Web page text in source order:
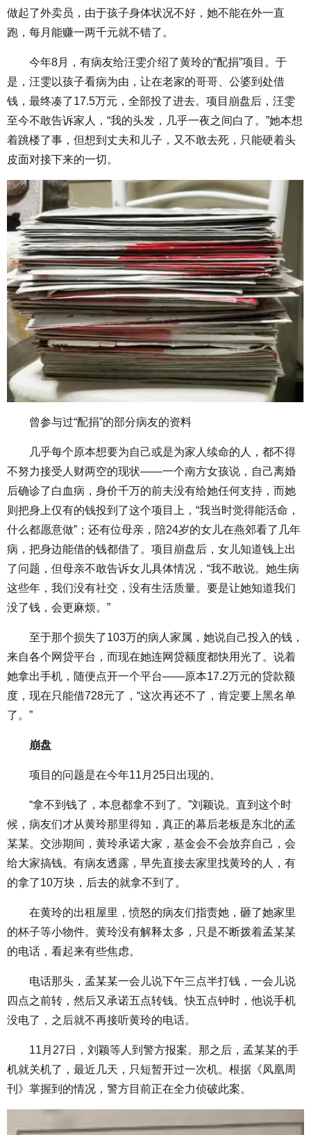
做起了外卖员，由于孩子身体状况不好，她不能在外一直
跑，每月能赚一两千元就不错了。
今年8月，有病友给汪雯介绍了黄玲的“配捐”项目。于
是，汪雯以孩子看病为由，让在老家的哥哥、公婆到处借
钱，最终凑了17.5万元，全部投了进去。项目崩盘后，汪雯
至今不敢告诉家人，“我的头发，几乎一夜之间白了。”她本想
着跳楼了事，但想到丈夫和儿子，又不敢去死，只能硬着头
皮面对接下来的一切。
曾参与过“配捐”的部分病友的资料
几乎每个原本想要为自己或是为家人续命的人，都不得
不努力接受人财两空的现状——一个南方女孩说，自己离婚
后确诊了白血病，身价千万的前夫没有给她任何支持，而她
则把身上仅有的钱投到了这个项目上，“我当时觉得能活命，
什么都愿意做”；还有位母亲，陪24岁的女儿在燕郊看了几年
病，把身边能借的钱都借了。项目崩盘后，女儿知道钱上出
了问题，但母亲不敢告诉女儿具体情况，“我不敢说。她生病
这些年，我们没有社交，没有生活质量。要是让她知道我们
没了钱，会更麻烦。”
至于那个损失了103万的病人家属，她说自己投入的钱，
来自各个网贷平台，而现在她连网贷额度都快用光了。说着
她拿出手机，随便点开一个平台——原本17.2万元的贷款额
度，现在只能借728元了，“这次再还不了，肯定要上黑名单
了。”
崩盘
项目的问题是在今年11月25日出现的。
“拿不到钱了，本息都拿不到了。”刘颖说。直到这个时
候，病友们才从黄玲那里得知，真正的幕后老板是东北的孟
某某。交涉期间，黄玲承诺大家，基金会不会放弃自己，会
给大家搞钱。有病友透露，早先直接去家里找黄玲的人，有
的拿了10万块，后去的就拿不到了。
在黄玲的出租屋里，愤怒的病友们指责她，砸了她家里
的杯子等小物件。黄玲没有解释太多，只是不断拨着孟某某
的电话，看起来有些焦虑。
电话那头，孟某某一会儿说下午三点半打钱，一会儿说
四点之前转，然后又承诺五点转钱。快五点钟时，他说手机
没电了，之后就不再接听黄玲的电话。
11月27日，刘颖等人到警方报案。那之后，孟某某的手
机就关机了，最近几天，只短暂开过一次机。根据《凤凰周
刊》掌握到的情况，警方目前正在全力侦破此案。